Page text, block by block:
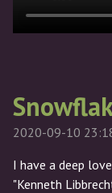
2020-09-10
I have a deep
"Kenneth